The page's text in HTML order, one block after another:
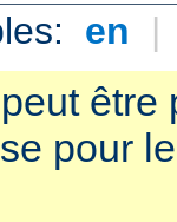
en |
être
pour